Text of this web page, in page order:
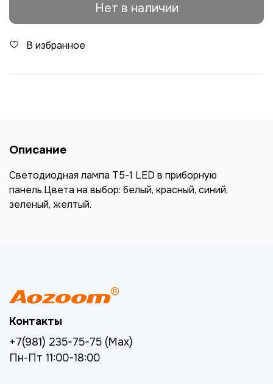
Нет в наличии
В избранное
Описание
Светодиодная лампа T5-1 LED в приборную
панель.Цвета на выбор: белый, красный, синий,
зеленый, желтый.
Контакты
+7(981) 235-75-75 (Max)
Пн-Пт 11:00-18:00